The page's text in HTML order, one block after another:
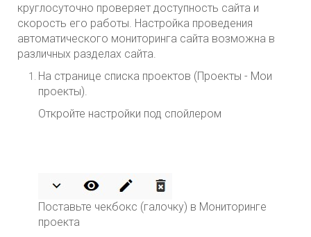
круглосуточно проверяет доступность сайта и
скорость его работы. Настройка проведения
автоматического мониторинга сайта возможна в
различных разделах сайта.
На странице списка проектов (Проекты - Мои
проекты).
Откройте настройки под спойлером
Поставьте чекбокс (галочку) в Мониторинге
проекта